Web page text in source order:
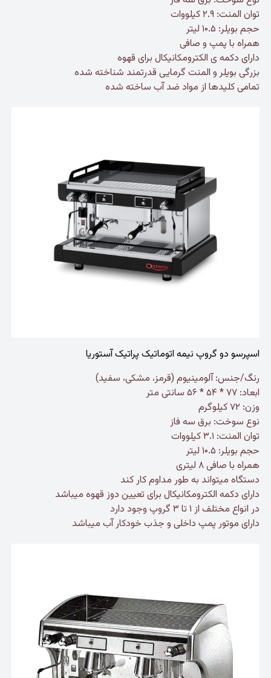
توان المنت: ۲.۹ کیلووات
حجم بویلر: ۱۰.۵ لیتر
همراه با پمپ و صافی
دارای دکمه ی الکترومکانیکال برای قهوه
بزرگی بویلر و المنت گرمایی قدرتمند شناخته شده
تمامی کلیدها از مواد ضد آب ساخته شده
اسپرسو دو گروپ نیمه اتوماتیک پراتیک آستوریا
رنگ/جنس: آلومینیوم (قرمز، مشکی، سفید)
ابعاد: ۷۷ * ۵۴ * ۵۶ سانتی متر
وزن: ۷۲ کیلوگرم
نوع سوخت: برق سه فاز
توان المنت: ۳.۱ کیلووات
حجم بویلر: ۱۰.۵ لیتر
همراه با صافی ۸ لیتری
دستگاه میتواند به طور مداوم کار کند
دارای دکمه الکترومکانیکال برای تعیین دوز قهوه میباشد
در انواع مختلف از ۱ تا ۳ گروپ وجود دارد
دارای موتور پمپ داخلی و جذب خودکار آب میباشد